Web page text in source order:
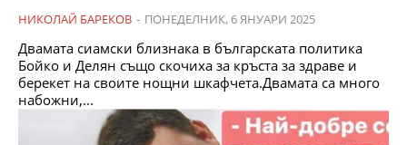
НИКОЛАЙ БАРЕКОВ - ПОНЕДЕЛНИК, 6 ЯНУАРИ 2025
Двамата сиамски близнака в българската политика
Бойко и Делян също скочиха за кръста за здраве и
берекет на своите нощни шкафчета.Двамата са много
набожни,...